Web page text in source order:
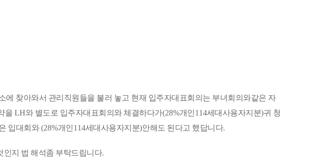
찾아와서 관리직원들을 불러 놓고 현재 입주자대표회의는 부녀회의와같은 자
을 LH와 별도로 입주자대표회의와 체결하다가(28%개인 114세대사용자지분)귀 청
입대회와(28%개인 114세대사용자지분)안해도 된다고 했답니다.
인지 법 해석좀 부탁드립니다.